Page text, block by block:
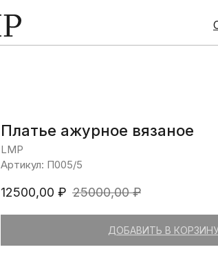
Платье ажурное вязаное
LMP
Артикул: П005/5
12500,00 ₽ 25000,00 ₽
ДОБАВИТЬ В